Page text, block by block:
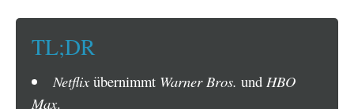
TL;DR
Netflixübernimmt Warner Bros. und HBO
Max.